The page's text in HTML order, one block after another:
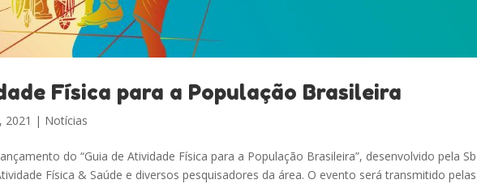
Física para a População Brasileira
2021 | Notícias
do “Guia de Atividade Física para a População Brasileira”, desenvolvido pela
Física & Saúde e diversos pesquisadores da área. O evento será transmitido pelas